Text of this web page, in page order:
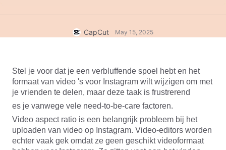
Spraakherkenning
Tekst-naar-spraak
Spraak verbeteren
Ruis verminderen
Afbeelding
Bronnen
Markttrends
Sjabloontrends en -tips
Meer
CapCut openen
CapCut May 15, 2025
Stel je voor dat je een verbluffende spoel hebt en het
formaat van video 's voor Instagram wilt wijzigen om met
je vrienden te delen, maar deze taak is frustrerend
es je vanwege vele need-to-be-care factoren.
Video aspect ratio is een belangrijk probleem bij het
uploaden van video op Instagram. Video-editors worden
echter vaak gek omdat ze geen geschikt videoformaat